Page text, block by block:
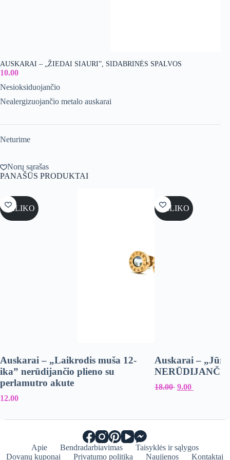
AUSKARAI – „ŽIEDAI SIAURI”, SIDABRINĖS SPALVOS
10.00
Nesioksiduojančio
Nealergizuojančio metalo auskarai
Neturime
Norų sąrašas
PANAŠŪS PRODUKTAI
NELIKO
Auskarai – „Laikrodis muša 12-
ika” nerūdijančio plieno su
perlamutro akute
12.00
NELIKO
Auskarai –
18.00 Original
9.00
Apie Bendradarbiavimas
Taisyklės ir sąlygos
Dovanų kuponai
Privatumo politika Naujienos Kontaktai